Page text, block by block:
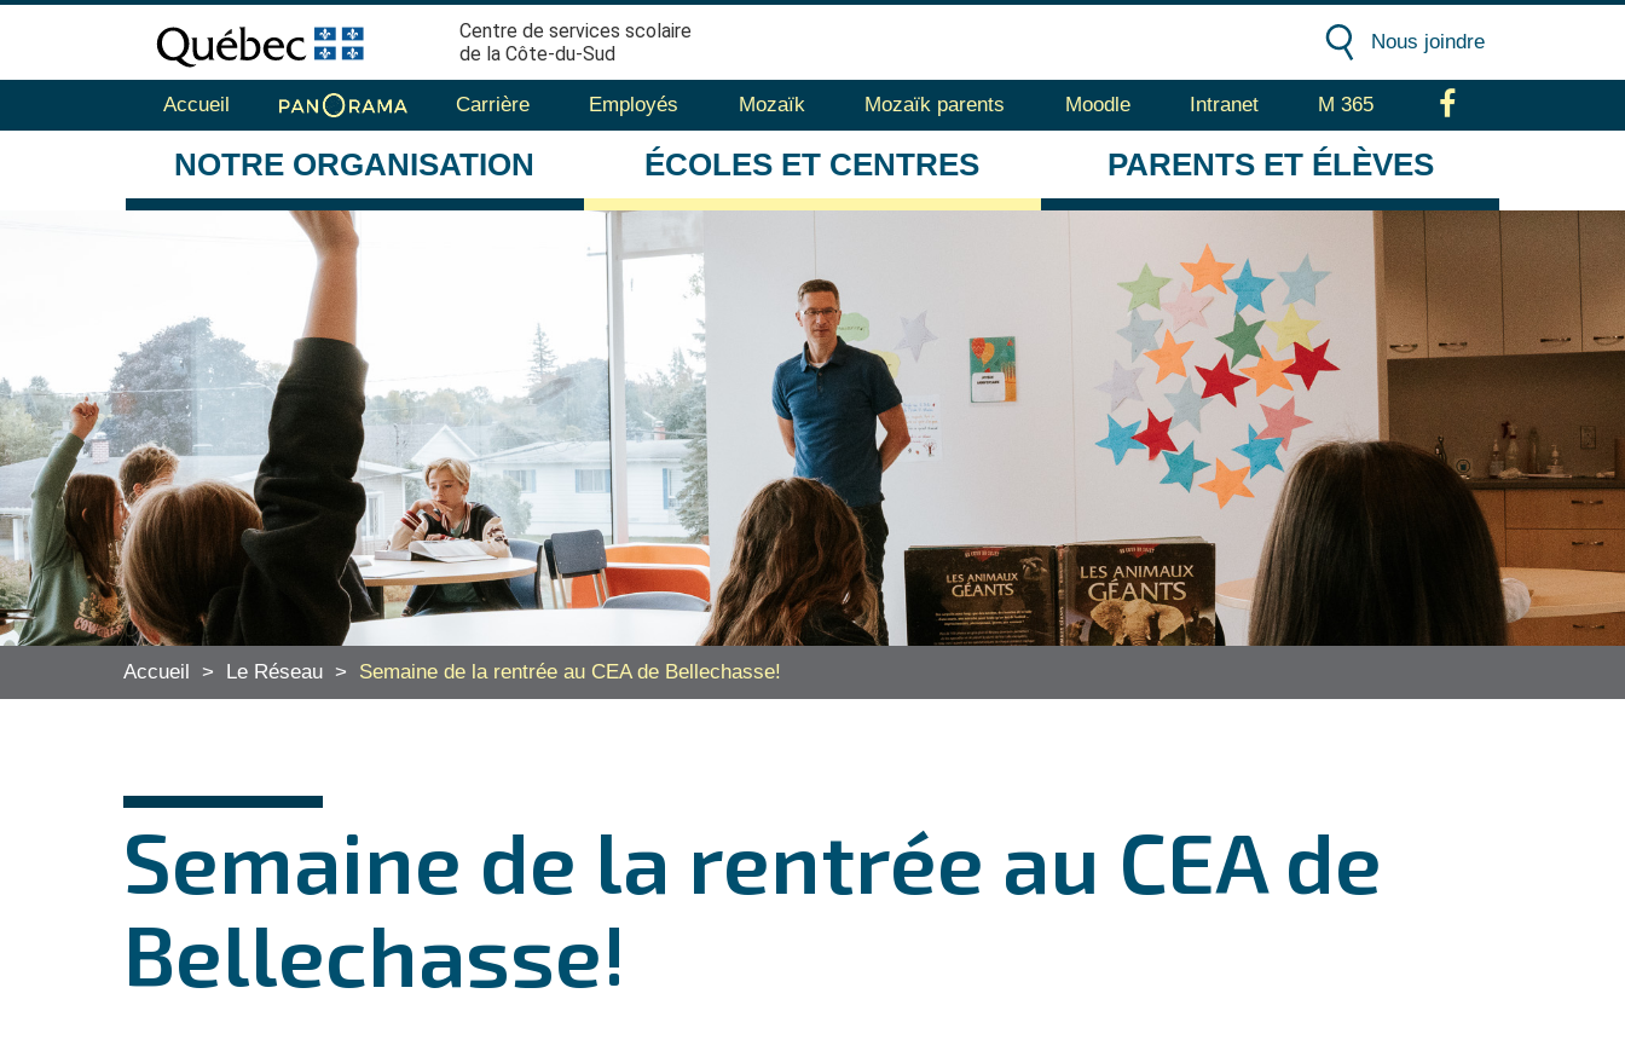
Centre de services scolaire
de la Côte-du-Sud
Nous joindre
Accueil Carrière Employés Mozaïk Mozaïk parents Moodle Intranet M 365
NOTRE ORGANISATION ÉCOLES ET CENTRES PARENTS ET ÉLÈVES
Accueil > Le Réseau > Semaine de la rentrée au CEA de Bellechasse!
Semaine de la rentrée au CEA de
Bellechasse!